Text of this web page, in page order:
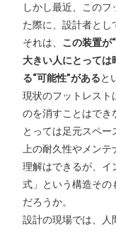
しかし最近、この
た際に、設計者とし
それは、 この装置が
大きい人にとっては
る“可能性”があると
現状のフットレスト
のを消すことはでき
とっては足元スペー
上の耐久性やメン
理解はできるが、イ
式」という構造その
だろうか。
設計の現場では、人